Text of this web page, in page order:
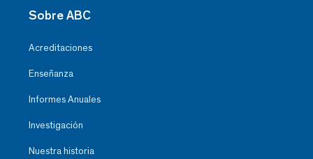
Sobre ABC
Acreditaciones
Enseñanza
Informes Anuales
Investigación
Nuestra historia